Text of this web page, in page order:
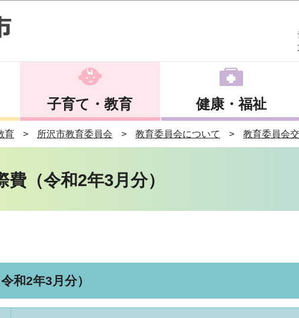
子育て・教育 健康・福祉
育 所沢市教育委員会 教育委員会について 教育委員会
（令和2年3月分）
和2年3月分）